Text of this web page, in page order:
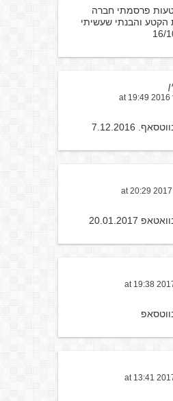
פרסמתי חברה
הקטע והבנתי שעשיתי
7.12.2016
20.01.2017